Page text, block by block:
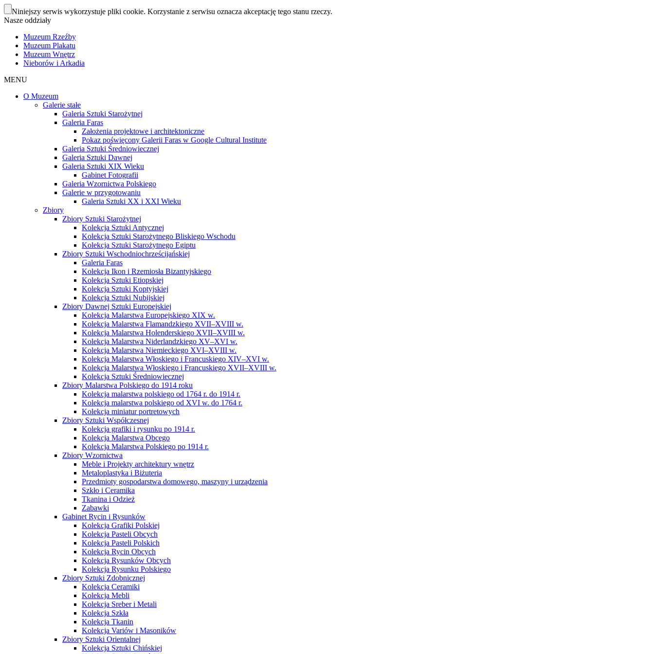
Niniejszy serwis wykorzystuje pliki cookie. Korzystanie z serwisu oznacza akceptację tego stanu rzeczy.
Nasze oddziały
Muzeum Rzeźby
Muzeum Plakatu
Muzeum Wnętrz
Nieborów i Arkadia
MENU
O Muzeum
Galerie stałe
Galeria Sztuki Starożytnej
Galeria Faras
Założenia projektowe i architektoniczne
Pokaz poświęcony Galerii Faras w Google Cultural Institute
Galeria Sztuki Średniowiecznej
Galeria Sztuki Dawnej
Galeria Sztuki XIX Wieku
Gabinet Fotografii
Galeria Wzornictwa Polskiego
Galerie w przygotowaniu
Galeria Sztuki XX i XXI Wieku
Zbiory
Zbiory Sztuki Starożytnej
Kolekcja Sztuki Antycznej
Kolekcja Sztuki Starożytnego Bliskiego Wschodu
Kolekcja Sztuki Starożytnego Egiptu
Zbiory Sztuki Wschodniochrześcijańskiej
Galeria Faras
Kolekcja Ikon i Rzemiosła Bizantyjskiego
Kolekcja Sztuki Etiopskiej
Kolekcja Sztuki Koptyjskiej
Kolekcja Sztuki Nubijskiej
Zbiory Dawnej Sztuki Europejskiej
Kolekcja Malarstwa Europejskiego XIX w.
Kolekcja Malarstwa Flamandzkiego XVII–XVIII w.
Kolekcja Malarstwa Holenderskiego XVII–XVIII w.
Kolekcja Malarstwa Niderlandzkiego XV–XVI w.
Kolekcja Malarstwa Niemieckiego XVI–XVIII w.
Kolekcja Malarstwa Włoskiego i Francuskiego XIV–XVI w.
Kolekcja Malarstwa Włoskiego i Francuskiego XVII–XVIII w.
Kolekcja Sztuki Średniowiecznej
Zbiory Malarstwa Polskiego do 1914 roku
Kolekcja malarstwa polskiego od 1764 r. do 1914 r.
Kolekcja malarstwa polskiego od XVI w. do 1764 r.
Kolekcja miniatur portretowych
Zbiory Sztuki Współczesnej
Kolekcja grafiki i rysunku po 1914 r.
Kolekcja Malarstwa Obcego
Kolekcja Malarstwa Polskiego po 1914 r.
Zbiory Wzornictwa
Meble i Projekty architektury wnętrz
Metaloplastyka i Biżuteria
Przedmioty gospodarstwa domowego, maszyny i urządzenia
Szkło i Ceramika
Tkanina i Odzież
Zabawki
Gabinet Rycin i Rysunków
Kolekcja Grafiki Polskiej
Kolekcja Pasteli Obcych
Kolekcja Pasteli Polskich
Kolekcja Rycin Obcych
Kolekcja Rysunków Obcych
Kolekcja Rysunku Polskiego
Zbiory Sztuki Zdobnicznej
Kolekcja Ceramiki
Kolekcja Mebli
Kolekcja Sreber i Metali
Kolekcja Szkła
Kolekcja Tkanin
Kolekcja Variów i Masoników
Zbiory Sztuki Orientalnej
Kolekcja Sztuki Chińskiej